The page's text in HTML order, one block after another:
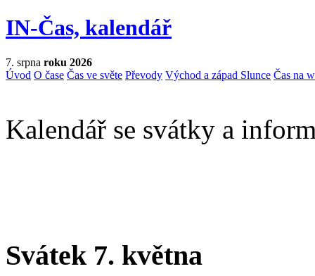
IN-Čas, kalendář
7. srpna roku 2026
Úvod O čase Čas ve světe Převody Východ a západ Slunce Čas na
Kalendář se svátky a
Svátek 7. května